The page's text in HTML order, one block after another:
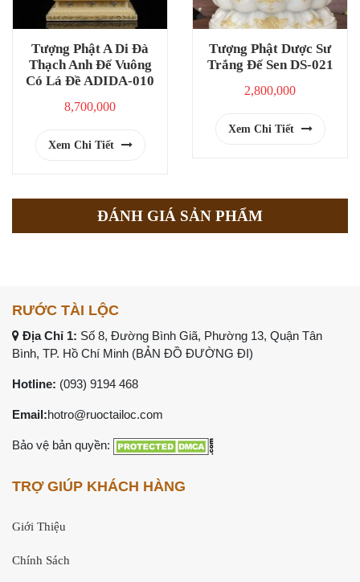
Tượng Phật A Di Đà
Thạch Anh Đế Vuông
Có Lá Đề ADIDA-010
8,700,000
Xem Chi Tiết
Tượng Phật Dược Sư
Trắng Đế Sen DS-021
2,800,000
Xem Chi Tiết
ĐÁNH GIÁ SẢN PHẨM
RƯỚC TÀI LỘC
Địa Chỉ 1: Số 8, Đường Bình Giã, Phường 13, Quận Tân
Bình, TP. Hồ Chí Minh (BẢN ĐỒ ĐƯỜNG ĐI)
Hotline: (093) 9194 468
Email:hotro@ruoctailoc.com
Bảo vệ bản quyền:
TRỢ GIÚP KHÁCH HÀNG
Giới Thiệu
Chính Sách